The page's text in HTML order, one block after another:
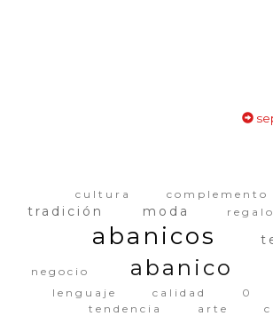
cultura complemento
tradición moda regalo
abanicos
negocio abanico
lenguaje calidad 0
tendencia arte